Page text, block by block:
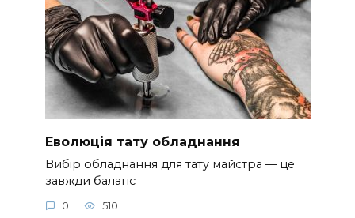
Еволюція тату обладнання
Вибір обладнання для тату майстра — це
завжди баланс
0 510